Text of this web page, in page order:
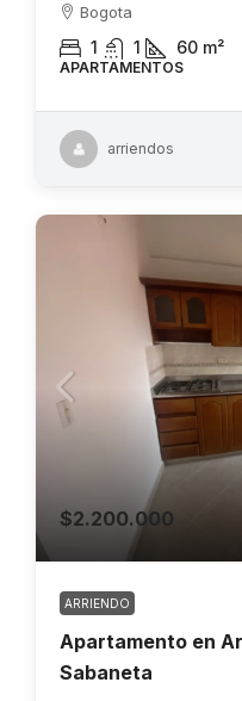
Bogota
1 1 60 m²
APARTAMENTOS
arriendos
$2.200.000
ARRIENDO
Apartamento en
Sabaneta